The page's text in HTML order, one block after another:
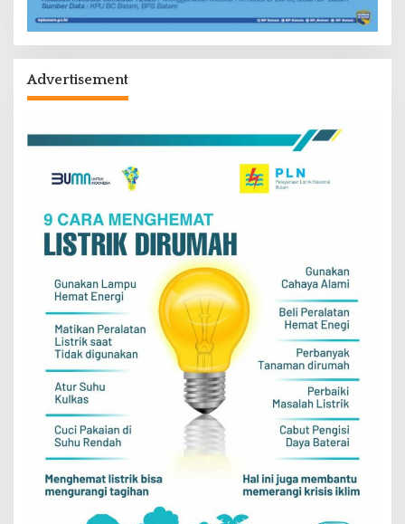
Advertisement